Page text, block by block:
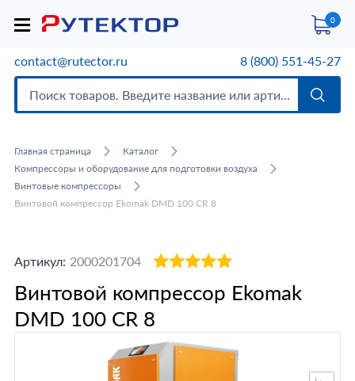
0
contact@rutector.ru 8 (800) 551-45-27
Главная страница
Каталог
Компрессоры и оборудование для подготовки воздуха
Винтовые компрессоры
Винтовой компрессор Ekomak DMD 100 CR 8
Артикул: 2000201704
Винтовой компрессор Ekomak
DMD 100 CR 8